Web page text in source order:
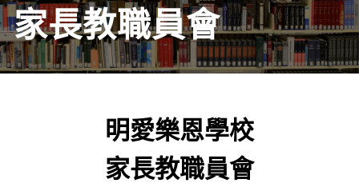
家長教職員會
明愛樂恩學校
家長教職員會